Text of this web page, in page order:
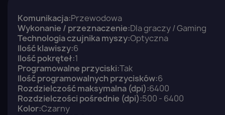
Komunikacja:Przewodowa
Wykonanie / przeznaczenie:Dla graczy / Gaming
Technologia czujnika myszy:Optyczna
Ilość klawiszy:6
Ilość pokręteł:1
Programowalne przyciski:Tak
Ilość programowalnych przycisków:6
Rozdzielczość maksymalna (dpi):6400
Rozdzielczości pośrednie (dpi):500 - 6400
Kolor:Czarny